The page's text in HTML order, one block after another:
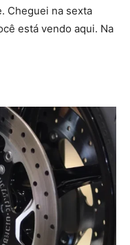
Cheguei na sexta
está vendo aqui. Na